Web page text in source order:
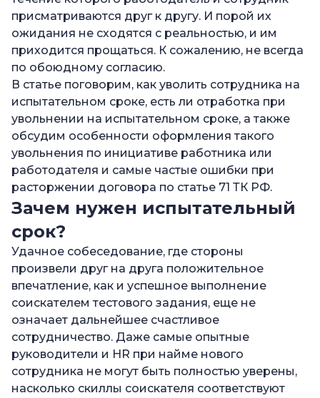
— Нужна ли отработка при увольнении на
испытательном сроке?
— Самые распространенные ошибки
увольнения на испытательном сроке
—Что грозит за увольнение на испытательном
сроке с нарушениями?
—Как проверять соискателей и нанимать
благонадежных сотрудников?
присматриваются друг к другу. И порой их
ожидания не сходятся с реальностью, и им
приходится прощаться. К сожалению, не всегда
по обоюдному согласию.
В статье поговорим, как уволить сотрудника на
испытательном сроке, есть ли отработка при
увольнении на испытательном сроке, а также
обсудим особенности оформления такого
увольнения по инициативе работника или
работодателя и самые частые ошибки при
расторжении договора по статье 71 ТК РФ.
Зачем нужен испытательный
срок?
Удачное собеседование, где стороны
произвели друг на друга положительное
впечатление, как и успешное выполнение
соискателем тестового задания, еще не
означает дальнейшее счастливое
сотрудничество. Даже самые опытные
руководители и HR при найме нового
сотрудника не могут быть полностью уверены,
насколько скиллы соискателя соответствуют